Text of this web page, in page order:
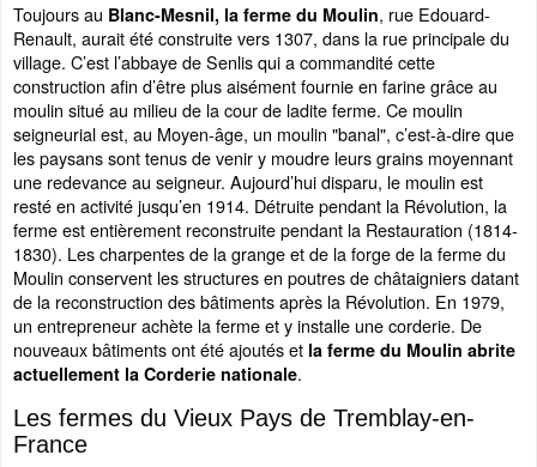
Toujours au Blanc-Mesnil, la ferme du Moulin, rue Edouard-
Renault, aurait été construite vers 1307, dans la rue principale du
village. C’est l’abbaye de Senlis qui a commandité cette
construction afin d’être plus aisément fournie en farine grâce au
moulin situé au milieu de la cour de ladite ferme. Ce moulin
seigneurial est, au Moyen-âge, un moulin "banal", c’est-à-dire que
les paysans sont tenus de venir y moudre leurs grains moyennant
une redevance au seigneur. Aujourd’hui disparu, le moulin est
resté en activité jusqu’en 1914. Détruite pendant la Révolution, la
ferme est entièrement reconstruite pendant la Restauration (1814-
1830). Les charpentes de la grange et de la forge de la ferme du
Moulin conservent les structures en poutres de châtaigniers datant
de la reconstruction des bâtiments après la Révolution. En 1979,
un entrepreneur achète la ferme et y installe une corderie. De
nouveaux bâtiments ont été ajoutés et la ferme du Moulin abrite
actuellement la Corderie nationale.
Les fermes du Vieux Pays de Tremblay-en-
France